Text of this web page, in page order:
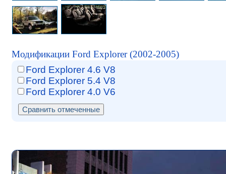
Модификации Ford Explorer (2002-2005)
Ford Explorer 4.6 V8
Ford Explorer 5.4 V8
Ford Explorer 4.0 V6